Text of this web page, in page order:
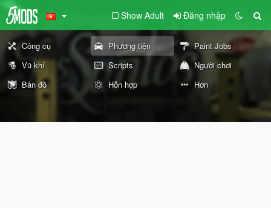
Show Adult Đăng nhập
Công cụ Phương tiện
Paint Jobs
Vũ khí
Scripts
Người chơi
Bản đồ
Hỗn hợp Hơn